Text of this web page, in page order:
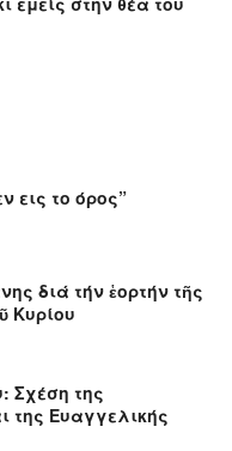
εις το όρος”
διά τήν ἑορτήν τῆς
Κυρίου
Σχέση της
της Ευαγγελικής